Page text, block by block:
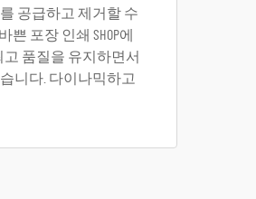
공급하고 제거할 수
포장 인쇄 SHOP에
품질을 유지하면서
니다. 다이나믹하고